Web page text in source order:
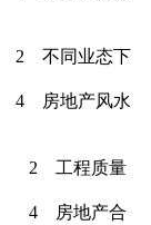
不同业态下
产风水
2 工程质量
4 房地产合